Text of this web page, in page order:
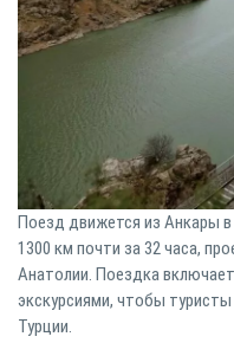
Поезд движется из Анкары
1300 км почти за 32 часа,
Анатолии. Поездка
экскурсиями, чтобы
Турции.